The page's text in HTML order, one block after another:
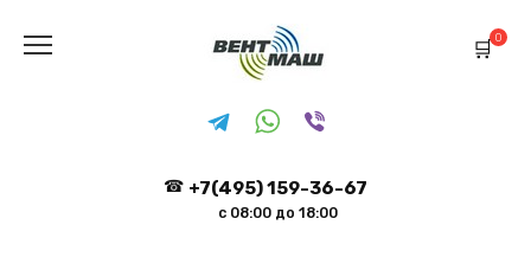
содержанию
+7(495) 159-36-67
с 08:00 до 18:00
0